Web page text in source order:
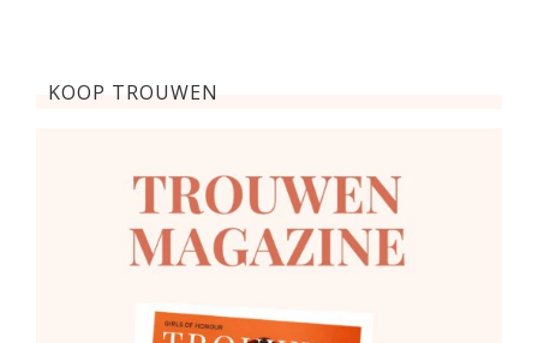
KOOP TROUWEN